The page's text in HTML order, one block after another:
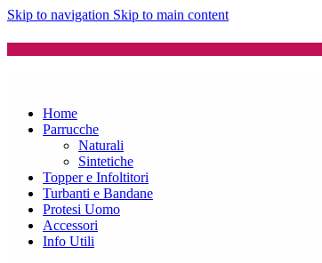
Skip to navigation Skip to main content
Home
Parrucche
Naturali
Sintetiche
Topper e Infoltitori
Turbanti e Bandane
Protesi Uomo
Accessori
Info Utili